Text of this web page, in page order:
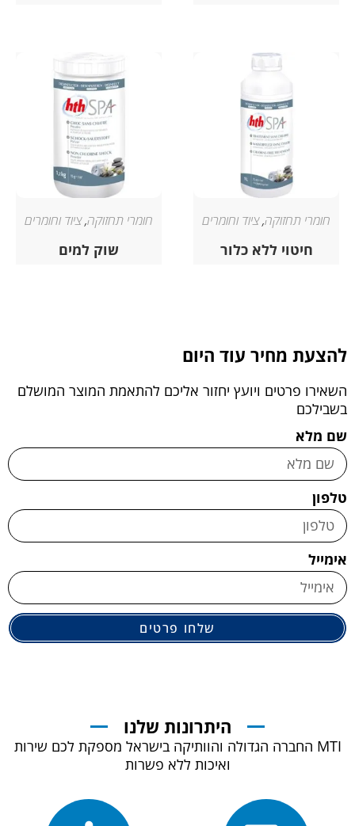
חומרי תחזוקה,ציוד וחומרים
חיטוי ללא כלור
חומרי תחזוקה,ציוד וחומרים
שוק למים
להצעת מחיר עוד היום
השאירו פרטים ויועץ יחזור אליכם להתאמת המוצר המושלם
בשבילכם
שם מלא
טלפון
אימייל
שלחו פרטים
היתרונות שלנו
MTI החברה הגדולה והוותיקה בישראל מספקת לכם שירות
ואיכות ללא פשרות